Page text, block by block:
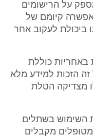
מספק על הרישומים
קיומם של
ביכולת לעקוב אחר
באחריות כוללת
זה הזכות למידע מלא
מצדיקה הטלת
את השימוש בשתלים
מקבלים